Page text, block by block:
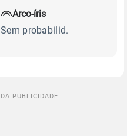
Arco-íris
Sem probabilid.